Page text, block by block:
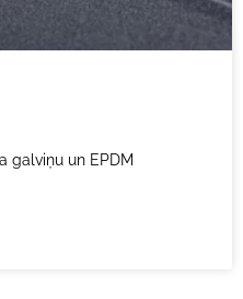
galviņu un EPDM